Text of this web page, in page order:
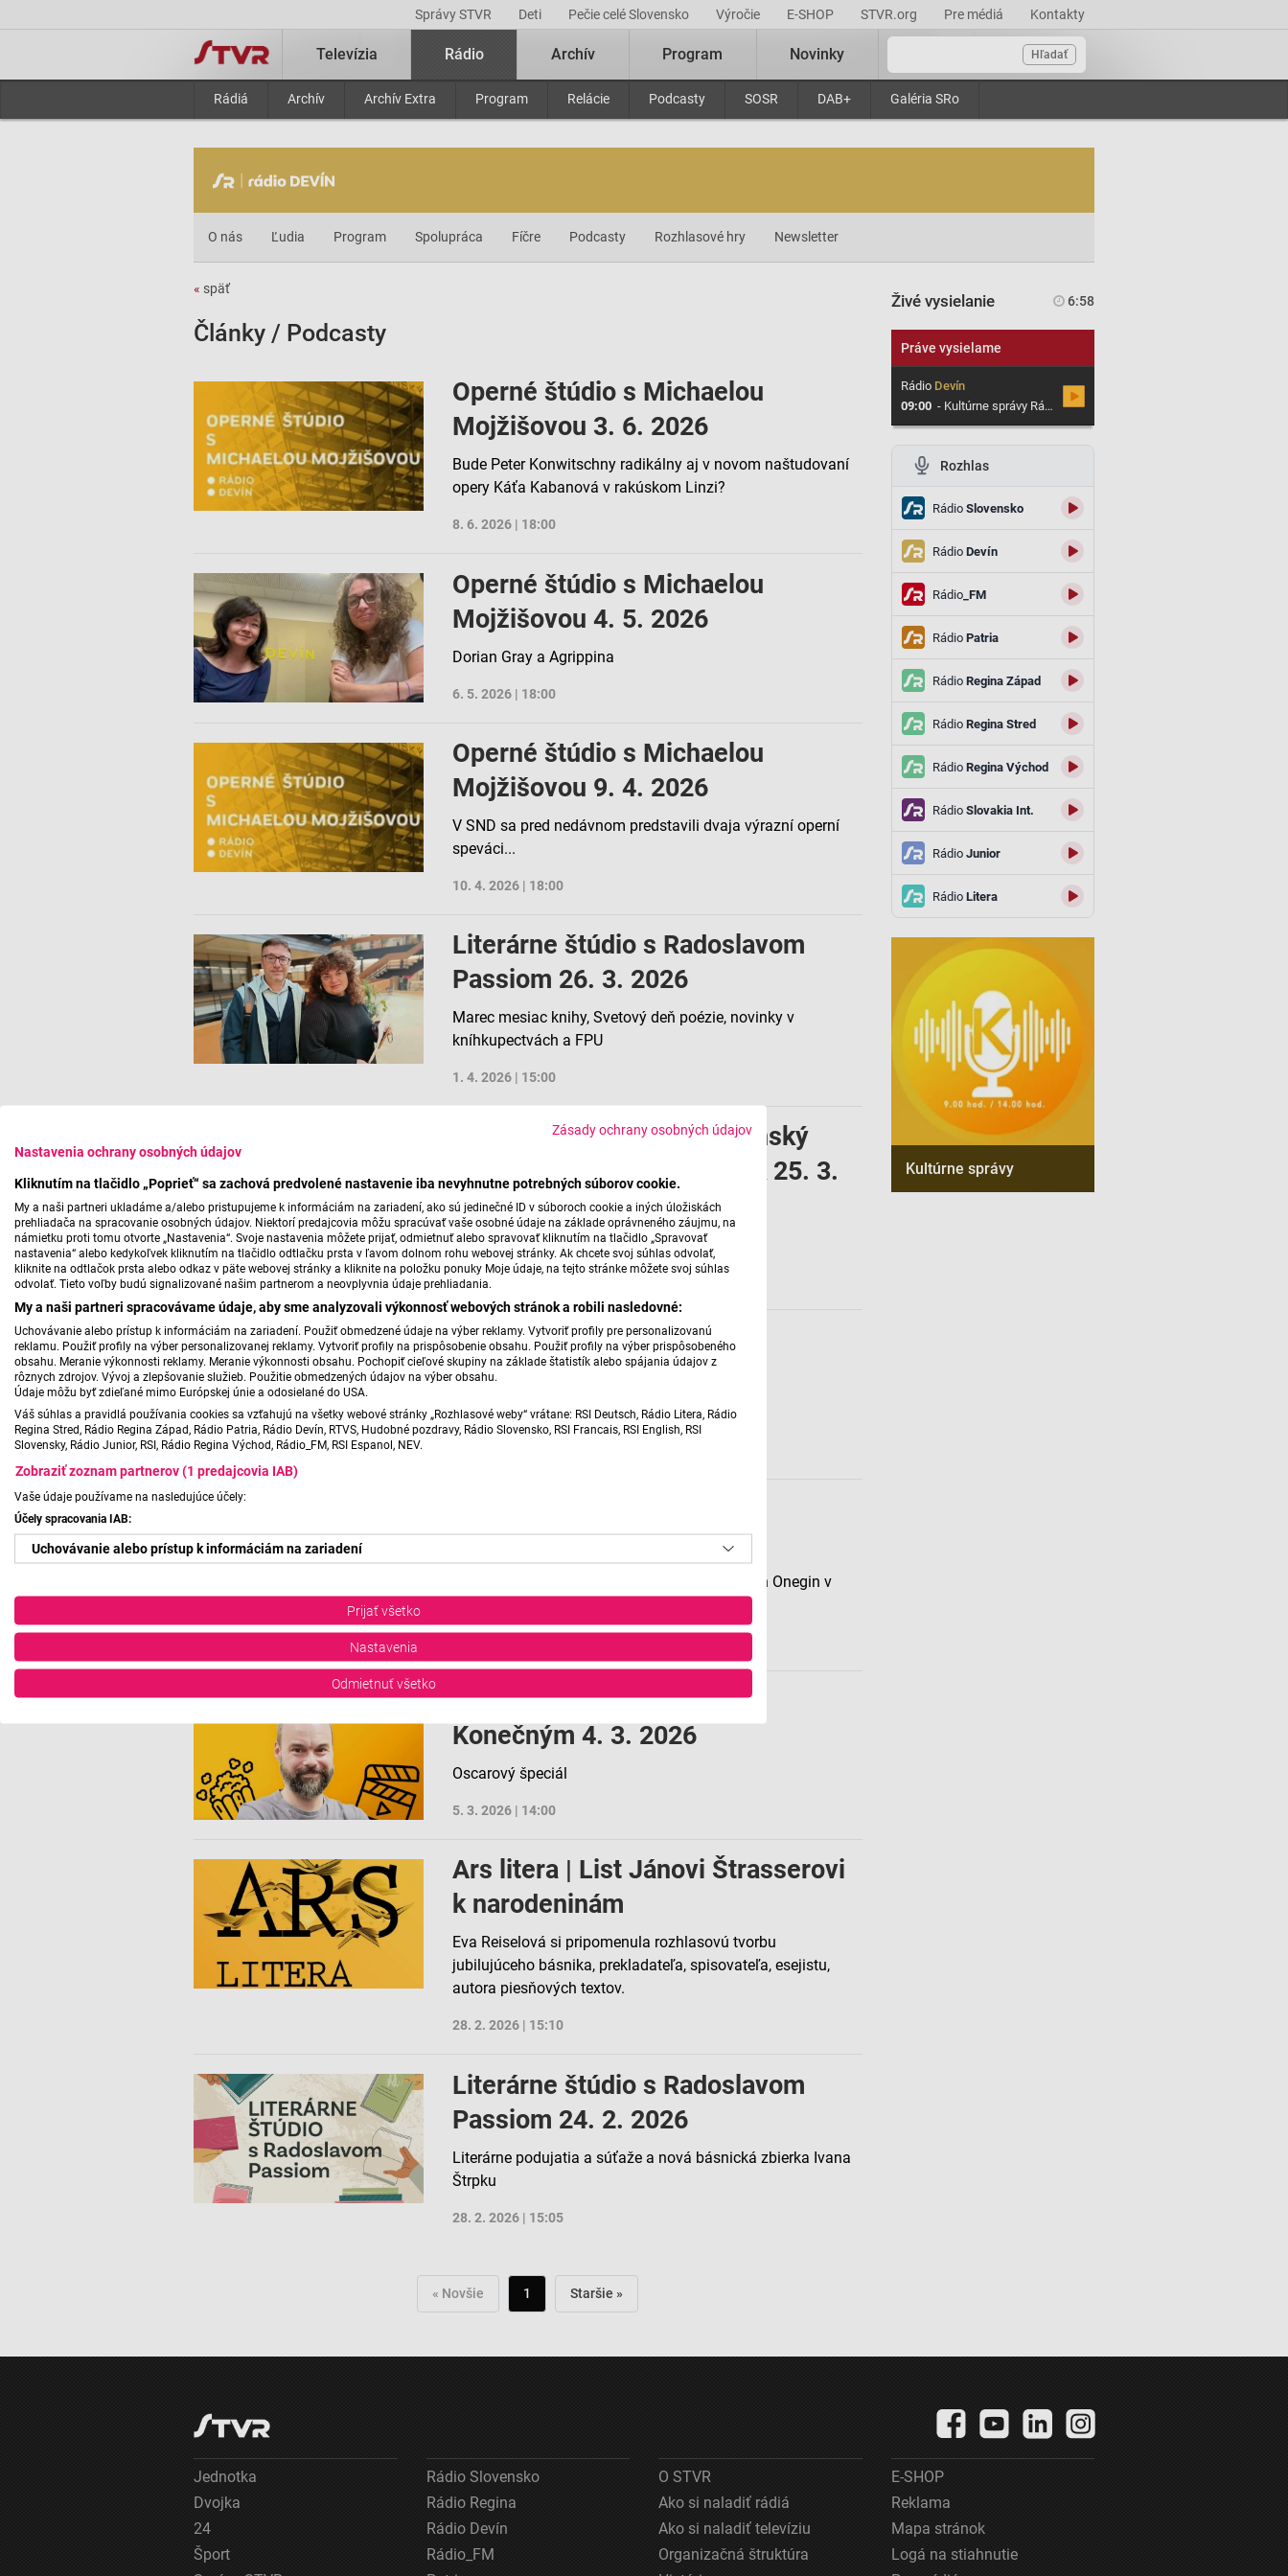
Zásady ochrany osobných údajov
Nastavenia ochrany osobných údajov
Kliknutím na tlačidlo „Poprieť“ sa zachová predvolené nastavenie iba nevyhnutne potrebných súborov cookie.
My a naši partneri ukladáme a/alebo pristupujeme k informáciám na zariadení, ako sú jedinečné ID v súboroch cookie a iných úložiskách
prehliadača na spracovanie osobných údajov. Niektorí predajcovia môžu spracúvať vaše osobné údaje na základe oprávneného záujmu, na
námietku proti tomu otvorte „Nastavenia“. Svoje nastavenia môžete prijať, odmietnuť alebo spravovať kliknutím na tlačidlo „Spravovať
nastavenia“ alebo kedykoľvek kliknutím na tlačidlo odtlačku prsta v ľavom dolnom rohu webovej stránky. Ak chcete svoj súhlas odvolať,
kliknite na odtlačok prsta alebo odkaz v päte webovej stránky a kliknite na položku ponuky Moje údaje, na tejto stránke môžete svoj súhlas
odvolať. Tieto voľby budú signalizované našim partnerom a neovplyvnia údaje prehliadania.
My a naši partneri spracovávame údaje, aby sme analyzovali výkonnosť webových stránok a robili nasledovné:
Uchovávanie alebo prístup k informáciám na zariadení. Použiť obmedzené údaje na výber reklamy. Vytvoriť profily pre personalizovanú
reklamu. Použiť profily na výber personalizovanej reklamy. Vytvoriť profily na prispôsobenie obsahu. Použiť profily na výber prispôsobeného
obsahu. Meranie výkonnosti reklamy. Meranie výkonnosti obsahu. Pochopiť cieľové skupiny na základe štatistík alebo spájania údajov z
rôznych zdrojov. Vývoj a zlepšovanie služieb. Použitie obmedzených údajov na výber obsahu.
Údaje môžu byť zdieľané mimo Európskej únie a odosielané do USA.
Váš súhlas a pravidlá používania cookies sa vzťahujú na všetky webové stránky „Rozhlasové weby“ vrátane: RSI Deutsch, Rádio Litera, Rádio
Regina Stred, Rádio Regina Západ, Rádio Patria, Rádio Devín, RTVS, Hudobné pozdravy, Rádio Slovensko, RSI Francais, RSI English, RSI
Slovensky, Rádio Junior, RSI, Rádio Regina Východ, Rádio_FM, RSI Espanol, NEV.
Zobraziť zoznam partnerov (1 predajcovia IAB)
Vaše údaje používame na nasledujúce účely:
Účely spracovania IAB:
Uchovávanie alebo prístup k informáciám na zariadení
Vytvoriť profily pre personalizovanú reklamu
Použiť profily na výber personalizovanej reklamy
Použiť profily na výber prispôsobeného obsahu
Meranie výkonnosti reklamy
Meranie výkonnosti obsahu
Pochopiť cieľové skupiny na základe štatistík alebo spájania údajov z rôznych zdrojov
Použitie obmedzených údajov na výber obsahu
Účely spracovania, ktoré nie sú v kompetencii IAB:
Prijať všetko
Nastavenia
Odmietnuť všetko
Správy STVR Deti Pečie celé Slovensko Výročie E-SHOP STVR.org Pre médiá Kontakty
Hľadať
Televízia Rádio
Rádiá Archív Archív Extra Program Relácie Podcasty SOSR DAB+ Galéria SRo
Archív Program Novinky
O nás Ľudia Program Spolupráca Fíčre Podcasty Rozhlasové hry Newsletter
« späť
Články / Podcasty
Operné štúdio s Michaelou
Mojžišovou 3. 6. 2026
Bude Peter Konwitschny radikálny aj v novom naštudovaní
opery Káťa Kabanová v rakúskom Linzi?
8. 6. 2026 | 18:00
Operné štúdio s Michaelou
Mojžišovou 4. 5. 2026
Dorian Gray a Agrippina
6. 5. 2026 | 18:00
Operné štúdio s Michaelou
Mojžišovou 9. 4. 2026
V SND sa pred nedávnom predstavili dvaja výrazní operní
speváci...
10. 4. 2026 | 18:00
Literárne štúdio s Radoslavom
Passiom 26. 3. 2026
Marec mesiac knihy, Svetový deň poézie, novinky v
kníhkupectvách a FPU
1. 4. 2026 | 15:00
Kritikon: Divadlo a jeho ženský
aspekt z pohľadu režisérok 25. 3.
2026
27. marec je Svetovým dňom divadla...
26. 3. 2026 | 15:00
Filmové štúdio s Petrom
Konečným 17. 3. 2026
České levy a Oscary 2026
Mojžišovou 11. 3. 2026
Zlato Rýna v Národnom divadle Praha a Eugen Onegin v
Filmové štúdio s Petrom
Konečným 4. 3. 2026
Oscarový špeciál
5. 3. 2026 | 14:00
Ars litera | List Jánovi Štrasserovi
k narodeninám
Eva Reiselová si pripomenula rozhlasovú tvorbu
jubilujúceho básnika, prekladateľa, spisovateľa, esejistu,
autora piesňových textov.
28. 2. 2026 | 15:10
Literárne štúdio s Radoslavom
Passiom 24. 2. 2026
Literárne podujatia a súťaže a nová básnická zbierka Ivana
Štrpku
28. 2. 2026 | 15:05
« Novšie 1 Staršie »
Živé vysielanie 6:58
Práve vysielame
RádioDevín
09:00 - Kultúrne správy Rádia Devín
Rozhlas
RádioSlovensko
RádioDevín
Rádio_FM
RádioPatria
RádioRegina Západ
RádioRegina Stred
RádioRegina Východ
RádioSlovakia Int.
RádioJunior
RádioLitera
Kultúrne správy
Jednotka
Dvojka
24
Šport
Rádio Slovensko
Rádio Regina
Rádio Devín
Rádio_FM
O STVR
Ako si naladiť rádiá
Ako si naladiť televíziu
Organizačná štruktúra
E-SHOP
Reklama
Mapa stránok
Logá na stiahnutie